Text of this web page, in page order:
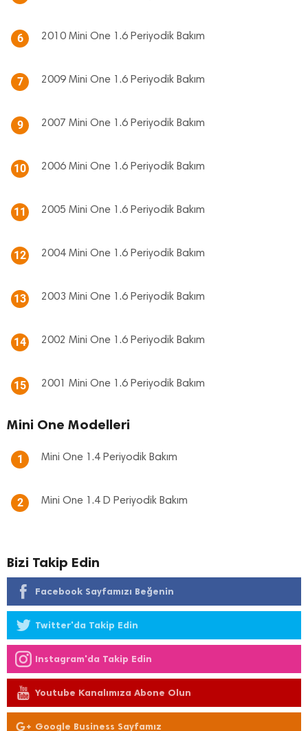
6 2010 Mini One 1.6 Periyodik Bakım
7 2009 Mini One 1.6 Periyodik Bakım
9 2007 Mini One 1.6 Periyodik Bakım
10 2006 Mini One 1.6 Periyodik Bakım
11 2005 Mini One 1.6 Periyodik Bakım
12 2004 Mini One 1.6 Periyodik Bakım
13 2003 Mini One 1.6 Periyodik Bakım
14 2002 Mini One 1.6 Periyodik Bakım
15 2001 Mini One 1.6 Periyodik Bakım
Mini One Modelleri
1 Mini One 1.4 Periyodik Bakım
2 Mini One 1.4 D Periyodik Bakım
Bizi Takip Edin
Facebook Sayfamızı Beğenin
Twitter'da Takip Edin
Instagram'da Takip Edin
Youtube Kanalımıza Abone Olun
Google Business Sayfamız